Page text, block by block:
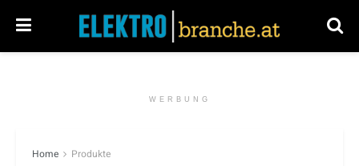
WERBUNG
Home Produkte